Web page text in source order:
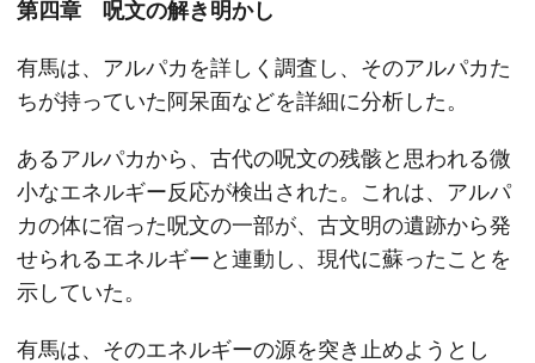
第四章 呪文の解き明かし
有馬は、アルパカを詳しく調査し、そのアルパカた
ちが持っていた阿呆面などを詳細に分析した。
あるアルパカから、古代の呪文の残骸と思われる微
小なエネルギー反応が検出された。これは、アルパ
カの体に宿った呪文の一部が、古文明の遺跡から発
せられるエネルギーと連動し、現代に蘇ったことを
示していた。
有馬は、そのエネルギーの源を突き止めようとし